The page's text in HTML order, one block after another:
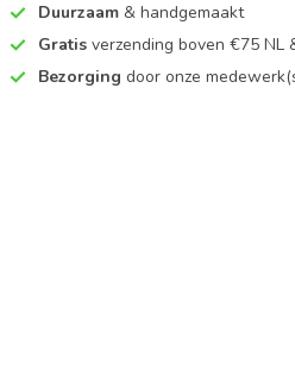
Duurzaam & handgemaakt
Gratis verzending boven €75 NL
Bezorging door onze